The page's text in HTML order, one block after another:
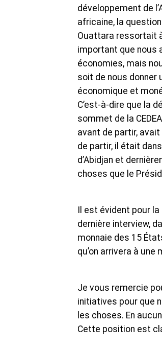
développement de
africaine, la
Ouattara ressortait
important que nous
économies, mais
soit de nous donner
économique et
C’est-à-dire que la
sommet de la
avant de partir,
de partir, il était
d’Abidjan et
choses que le
Il est évident pour
dernière interview,
monnaie des 15
qu’on arrivera à une
Je vous remercie
initiatives pour que
les choses. En
Cette position est